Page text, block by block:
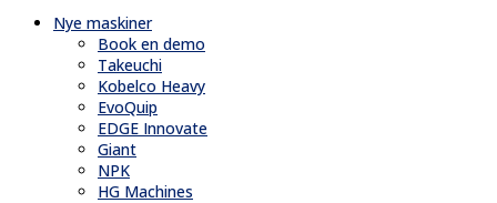
Nye maskiner
Book en demo
Takeuchi
Kobelco Heavy
EvoQuip
EDGE Innovate
Giant
NPK
HG Machines